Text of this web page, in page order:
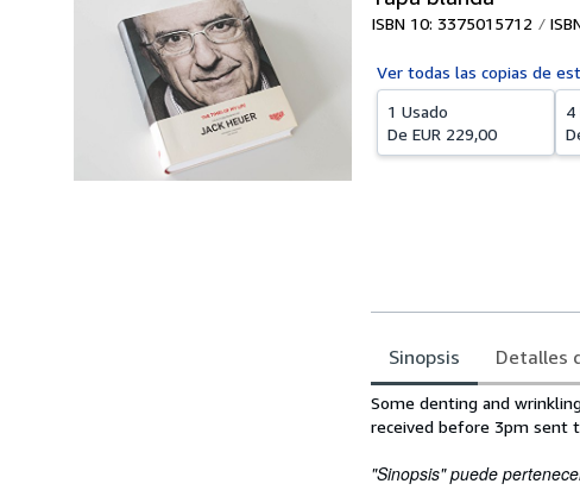
ISBN 10: 3375015712
Ver todas las copias de
1 Usado
De EUR 229,00
4
Sinopsis Detalles
Sinopsis
Some denting and
received before 3pm sent
"Sinopsis" puede